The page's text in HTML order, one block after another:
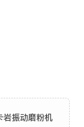
岩振动磨粉机